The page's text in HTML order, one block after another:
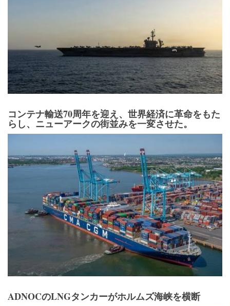
コンテナ輸送70周年を迎え、世界経済に革命をもた
らし、ニューアークの街並みを一変させた。
ADNOCのLNGタンカーがホルムズ海峡を横断